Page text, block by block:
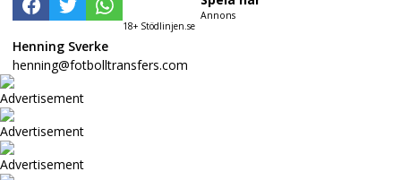
18+ Stödlinjen.se
Annons
Henning Sverke
henning@fotbolltransfers.com